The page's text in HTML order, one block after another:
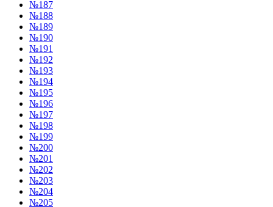
№187
№188
№189
№190
№191
№192
№193
№194
№195
№196
№197
№198
№199
№200
№201
№202
№203
№204
№205